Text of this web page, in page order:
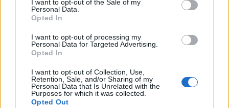
I want to opt-out of the Sale of my
Personal Data.
Opted In
I want to opt-out of processing my
Personal Data for Targeted Advertising.
Opted In
I want to opt-out of Collection, Use,
Retention, Sale, and/or Sharing of my
Personal Data that Is Unrelated with the
Purposes for which it was collected.
Opted Out
különös helyzeteken, akkor is, ha ez azzal jár, hogy
néha nem veszi magát olyan rettenetesen
komolyan.
Az esküvőláz könnyen megszédíti az embert, főleg